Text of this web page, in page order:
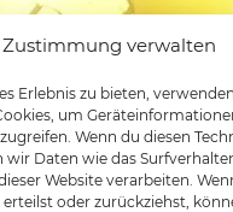
Zustimmung verwalten
Erlebnis zu bieten,
um
Wenn du diesen
Daten wie das
Website verarbeiten.
oder zurückziehst,
von 10 Goldbarren
kannst du einen von
gewinnen!